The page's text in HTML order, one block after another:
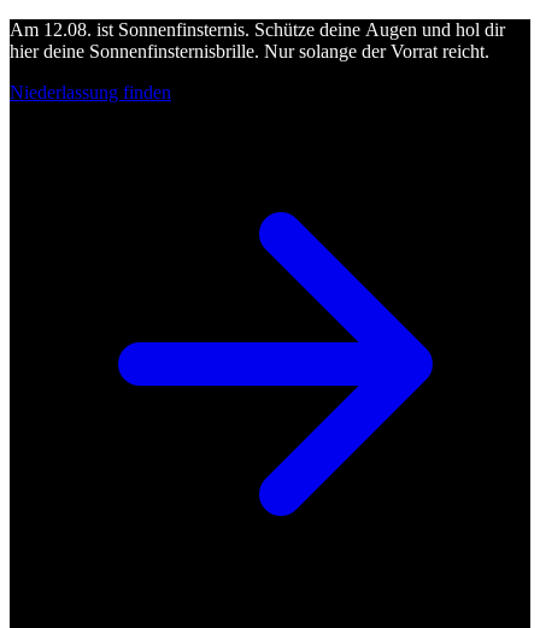
Am 12.08. ist Sonnenfinsternis. Schütze deine Augen und hol dir
hier deine Sonnenfinsternisbrille. Nur solange der Vorrat reicht.
Niederlassung finden